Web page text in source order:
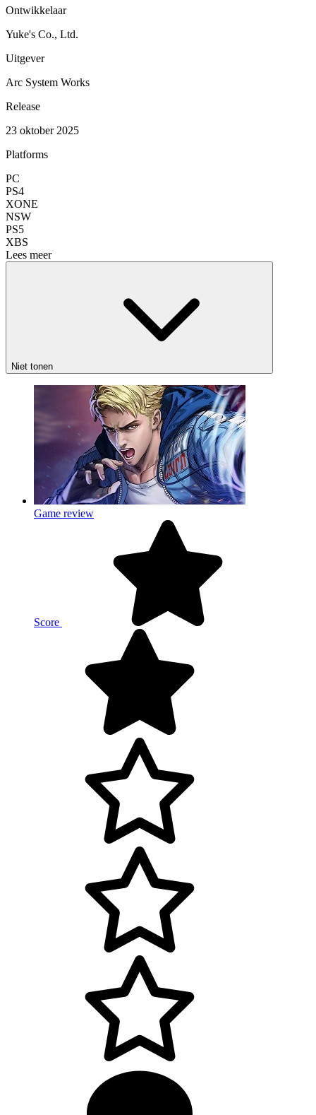
Ontwikkelaar
Yuke's Co., Ltd.
Uitgever
Arc System Works
Release
23 oktober 2025
Platforms
PC
PS4
XONE
NSW
PS5
XBS
Lees meer
Niet tonen
Game review
Score